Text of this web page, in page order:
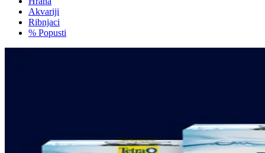
Akvariji
Ribnjaci
% Popusti